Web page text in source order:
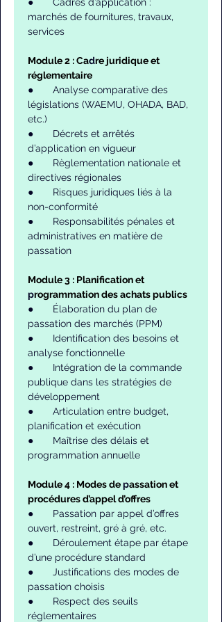
marchés de fournitures, travaux,
services
Module 2 : Cadre juridique et
réglementaire
●       Analyse comparative des
législations (WAEMU, OHADA, BAD,
etc.)
●       Décrets et arrêtés
d’application en vigueur
●       Règlementation nationale et
directives régionales
●       Risques juridiques liés à la
non-conformité
●       Responsabilités pénales et
administratives en matière de
passation
Module 3 : Planification et
programmation des achats publics
●       Élaboration du plan de
passation des marchés (PPM)
●       Identification des besoins et
analyse fonctionnelle
●       Intégration de la commande
publique dans les stratégies de
développement
●       Articulation entre budget,
planification et exécution
●       Maîtrise des délais et
programmation annuelle
Module 4 : Modes de passation et
procédures d’appel d’offres
●       Passation par appel d’offres
ouvert, restreint, gré à gré, etc.
●       Déroulement étape par étape
d’une procédure standard
●       Justifications des modes de
passation choisis
●       Respect des seuils
réglementaires